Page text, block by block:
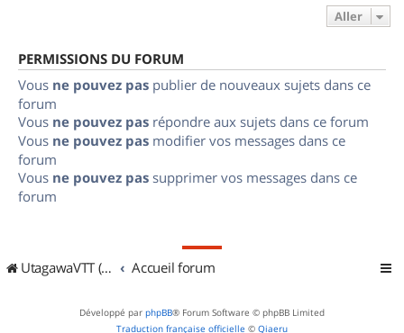
Aller
PERMISSIONS DU FORUM
Vous ne pouvez pas publier de nouveaux sujets dans ce
forum
Vous ne pouvez pas répondre aux sujets dans ce forum
Vous ne pouvez pas modifier vos messages dans ce
forum
Vous ne pouvez pas supprimer vos messages dans ce
forum
UtagawaVTT (Randos VTT et VTTAE avec traces GPS) Accueil forum
Développé par phpBB® Forum Software © phpBB Limited
Traduction française officielle © Qiaeru